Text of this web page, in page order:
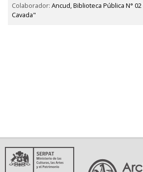
Colaborador: Ancud, Biblioteca Pública N°
Cavada"